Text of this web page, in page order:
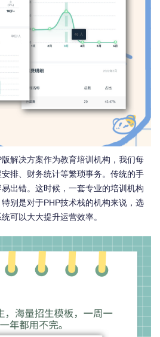
解决方案作为教育培训机构，我们每
排、财务统计等繁琐事务。传统的手
出错。这时候，一套专业的培训机构
别是对于PHP技术栈的机构来说，选
可以大大提升运营效率。